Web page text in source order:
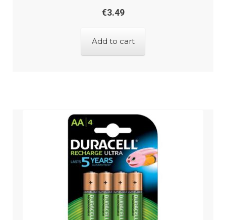
€3.49
Add to cart